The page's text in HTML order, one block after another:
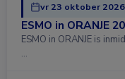
vr 23 oktober
ESMO in ORANJE
ESMO in ORANJE is
…